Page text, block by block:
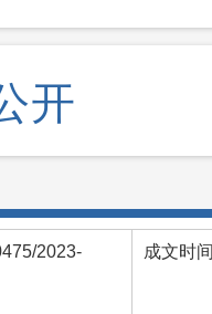
开
2023- 成文时